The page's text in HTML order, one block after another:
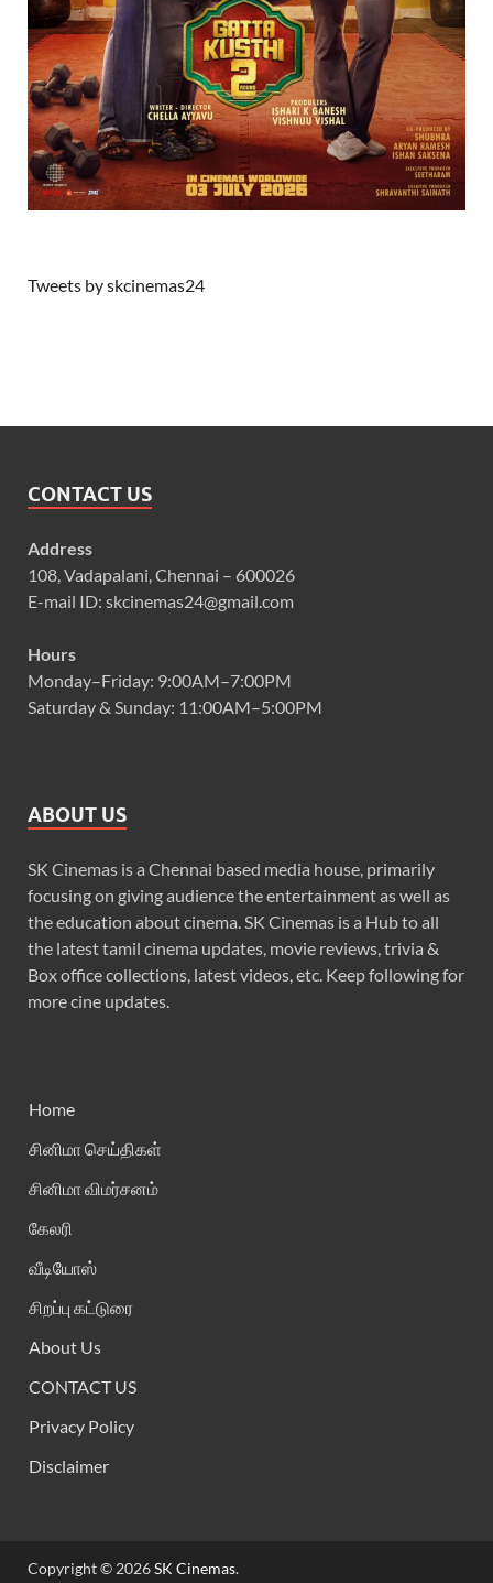
Tweets by skcinemas24
CONTACT US
Address
108, Vadapalani, Chennai – 600026
E-mail ID: skcinemas24@gmail.com
Hours
Monday–Friday: 9:00AM–7:00PM
Saturday & Sunday: 11:00AM–5:00PM
ABOUT US
SK Cinemas is a Chennai based media house, primarily
focusing on giving audience the entertainment as well as
the education about cinema. SK Cinemas is a Hub to all
the latest tamil cinema updates, movie reviews, trivia &
Box office collections, latest videos, etc. Keep following for
more cine updates.
Home
சினிமா செய்திகள்
சினிமா விமர்சனம்
கேலரி
வீடியோஸ்
சிறப்பு கட்டுரை
About Us
CONTACT US
Privacy Policy
Disclaimer
Copyright © 2026SK Cinemas.